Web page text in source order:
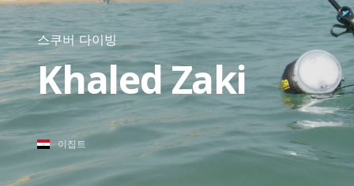
스쿠버 다이빙
Khaled Zaki
이집트